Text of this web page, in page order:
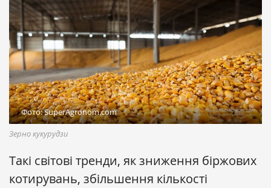
Фото: SuperAgronom.com
Зерно кукурудзи
Такі світові тренди, як зниження біржових
котирувань, збільшення кількості